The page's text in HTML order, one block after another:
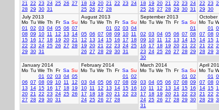
21
22 23 24 25 26 27
28 29 30 31
18
19 20 21 22 23 24
25 26 27 28
18
19 20 21 22 23 24
25 26 27 28 29 30 31
22 23
29 30
July 2013
Mo Tu We Th Fr Sa Su
01
02 03 04 05 06 07
08 09 10 11 12 13
14
15 16 17 18 19 20 21
22 23 24 25 26 27 28
29 30 31
August 2013
Mo Tu We Th Fr Sa Su
01
02 03 04
05 06 07 08 09 10 11
12
13 14 15 16 17
18
19 20 21 22 23 24 25
26 27 28 29 30 31
September 2013
Mo Tu We Th Fr Sa Su
01
02 03 04 05 06 07 08
09
10 11 12 13 14 15
16
17 18 19 20 21
22
23 24 25 26 27 28 29
30
October
Mo Tu
01
07 08
14 15
21
22
28 29
January 2014
Mo Tu We Th Fr Sa Su
01
02 03 04 05
06 07 08 09 10 11
12
13
14 15 16 17 18
19
20 21 22 23 24 25 26
27 28 29 30 31
February 2014
Mo Tu We Th Fr Sa Su
01
02
03 04 05 06 07 08 09
10 11 12 13 14 15 16
17
18 19 20 21 22 23
24 25 26 27 28
March 2014
Mo Tu We Th Fr Sa Su
01
02
03 04 05 06 07 08 09
10 11 12 13 14 15 16
17
18 19 20 21 22 23
24 25 26 27 28 29 30
31
April
Mo Tu
01
07 08
14 15
21
22
28 29